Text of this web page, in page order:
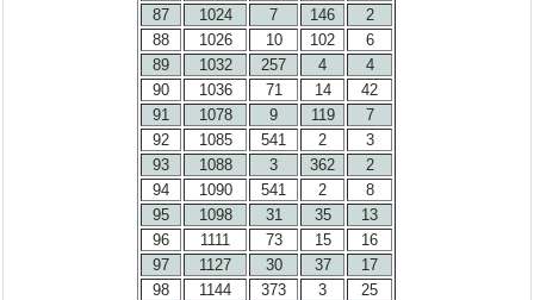
87
1024 7 146
2
88
1026 10 102
6
89
1032 257 4
4
90
1036 71 14
42
91
1078 9 119
7
92
1085 541 2
3
93
1088 3 362
2
94
1090 541 2
8
95
1098 31 35
13
96
1111 73 15
16
97
1127 30 37
17
98
1144 373 3
25